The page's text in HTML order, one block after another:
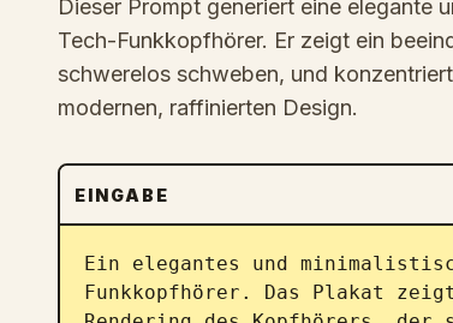
Dieser Prompt generiert eine elegante
Tech-Funkkopfhörer. Er zeigt ein
schwerelos schweben, und
modernen, raffinierten Design.
EINGABE
Ein elegantes und
Funkkopfhörer. Das Plakat